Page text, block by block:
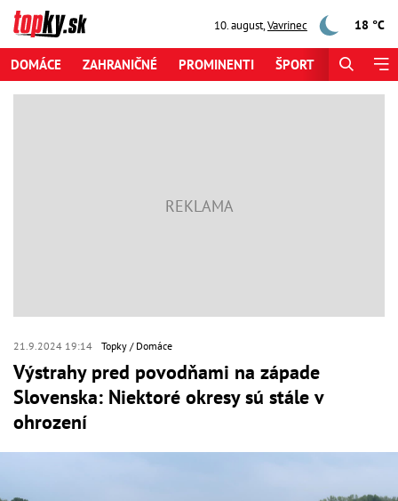
10. august,Vavrinec 18 °C
DOMÁCE ZAHRANIČNÉ PROMINENTI ŠPORT
21.9.2024 19:14 Topky Domáce
Výstrahy pred povodňami na západe
Slovenska: Niektoré okresy sú stále v
ohrození